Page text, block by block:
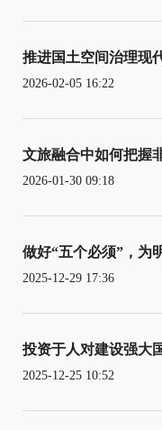
推进国土空间治理现
2026-02-05 16:22
文旅融合中如何把握
2026-01-30 09:18
做好“五个必须”，为
2025-12-29 17:36
投资于人对建设强大
2025-12-25 10:52